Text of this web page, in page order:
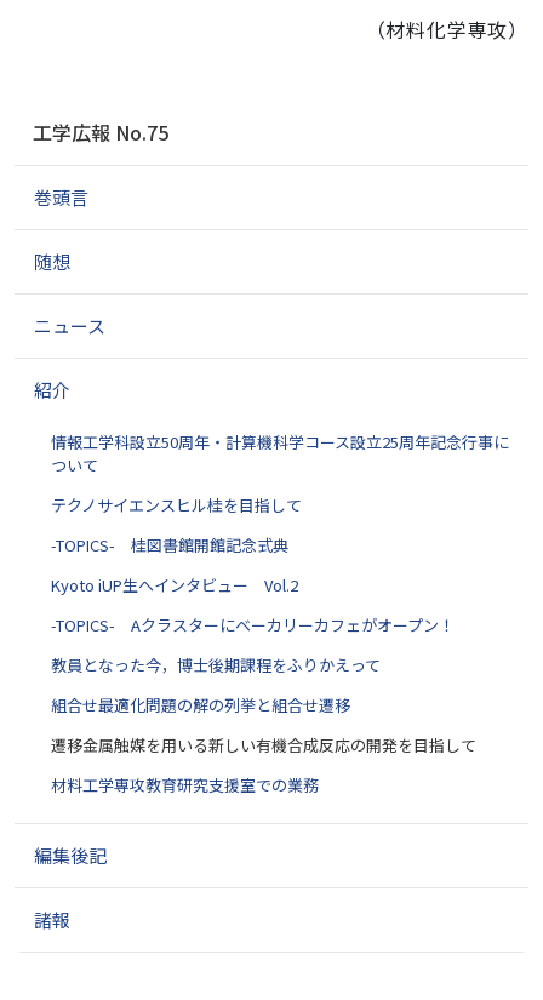
（材料化学専攻）
ゲ
シ
ン
工学広報 No.75
巻頭言
随想
ニュース
紹介
情報工学科設立50周年・計算機科学コース設立25周年記念行事に
ついて
テクノサイエンスヒル桂を目指して
-TOPICS- 桂図書館開館記念式典
Kyoto iUP生へインタビュー Vol.2
-TOPICS- Aクラスターにベーカリーカフェがオープン！
教員となった今，博士後期課程をふりかえって
組合せ最適化問題の解の列挙と組合せ遷移
遷移金属触媒を用いる新しい有機合成反応の開発を目指して
材料工学専攻教育研究支援室での業務
編集後記
諸報